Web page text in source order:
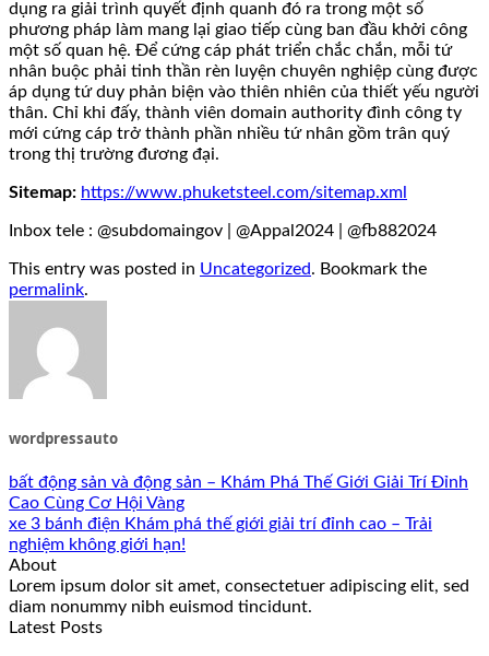
dụng ra giải trình quyết định quanh đó ra trong một số
phương pháp làm mang lại giao tiếp cùng ban đầu khởi công
một số quan hệ. Để cứng cáp phát triển chắc chắn, mỗi tứ
nhân buộc phải tinh thần rèn luyện chuyên nghiệp cùng được
áp dụng tứ duy phản biện vào thiên nhiên của thiết yếu người
thân. Chỉ khi đấy, thành viên domain authority đình công ty
mới cứng cáp trở thành phần nhiều tứ nhân gồm trân quý
trong thị trường đương đại.
Sitemap: https://www.phuketsteel.com/sitemap.xml
Inbox tele : @subdomaingov | @Appal2024 | @fb882024
This entry was posted in Uncategorized. Bookmark the
permalink.
wordpressauto
bất động sản và động sản – Khám Phá Thế Giới Giải Trí Đỉnh
Cao Cùng Cơ Hội Vàng
xe 3 bánh điện Khám phá thế giới giải trí đỉnh cao – Trải
nghiệm không giới hạn!
About
Lorem ipsum dolor sit amet, consectetuer adipiscing elit, sed
diam nonummy nibh euismod tincidunt.
Latest Posts